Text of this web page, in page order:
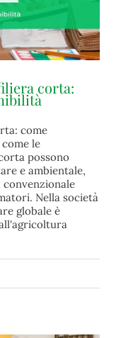
come
corta:
come
le
possono
e ambientale,
Nella società
globale è